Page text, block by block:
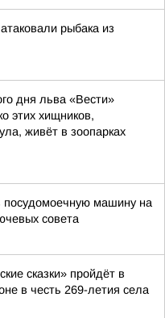
рыбака из
дня льва «Вести»
этих хищников,
живёт в зоопарках
посудомоечную машину на
совета
сказки» пройдёт в
в честь 269-летия села